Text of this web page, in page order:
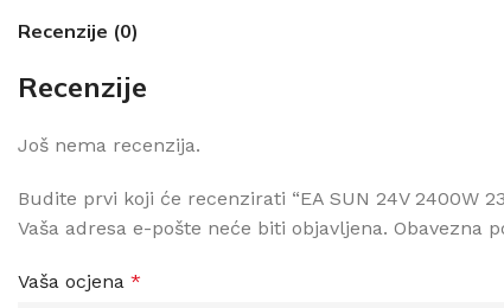
Recenzije (0)
Recenzije
Još nema recenzija.
Budite prvi koji će recenzirati “EA SUN 24V 2400W
Vaša adresa e-pošte neće biti objavljena. Obavezna
Vaša ocjena *